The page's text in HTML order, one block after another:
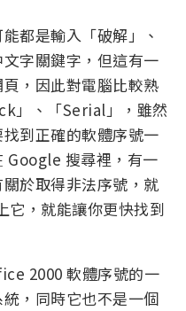
都是輸入「破解」、
文字關鍵字，但這有一
，因此對電腦比較熟
」、「Serial」，雖然
到正確的軟體序號一
Google 搜尋裡，有一
於取得非法序號，就
，就能讓你更快找到
2000 軟體序號的一
，同時它也不是一個